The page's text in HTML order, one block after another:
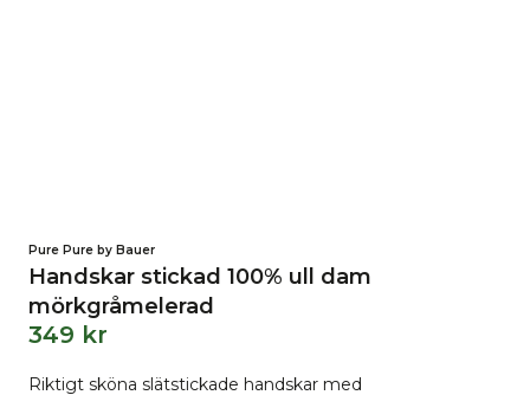
Pure Pure by Bauer
Handskar stickad 100% ull dam
mörkgråmelerad
349 kr
Riktigt sköna slätstickade handskar med